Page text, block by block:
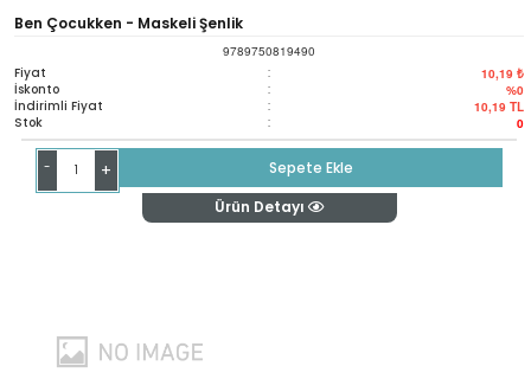
Ben Çocukken - Maskeli Şenlik
9789750819490
Fiyat : 10,19 ₺
İskonto : %0
İndirimli Fiyat : 10,19 TL
Stok : 0
- +
Sepete Ekle
Ürün Detayı